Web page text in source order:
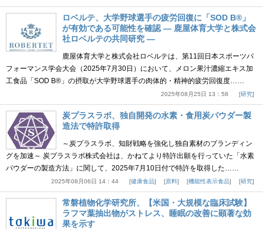
ロベルテ、大学野球選手の疲労回復に「SOD B®」
が有効である可能性を確認 ― 鹿屋体育大学と株式会
社ロベルテの共同研究 ―
鹿屋体育大学と株式会社ロベルテは、第11回日本スポーツパ
フォーマンス学会大会（2025年7月30日）において、メロン果汁濃縮エキス加
工食品「SOD B®」の摂取が大学野球選手の肉体的・精神的疲労回復度……
2025年08月25日 13：58 研究
炭プラスラボ、独自開発の水素・食用炭パウダー製
造法で特許取得
～炭プラスラボ、知財戦略を強化し独自素材のブランディン
グを加速～ 炭プラスラボ株式会社は、かねてより特許出願を行っていた「水素
パウダーの製造方法」に関して、2025年7月10日付で特許を取得した……
2025年08月06日 14：44 健康食品 原料 機能性表示食品 研究
常磐植物化学研究所、【米国・大規模な臨床試験】
ラフマ葉抽出物がストレス、睡眠の改善に顕著な効
果を示す